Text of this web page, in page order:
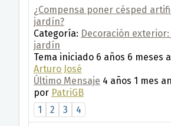
¿Compensa poner césped
jardín?
Categoría: Decoración
jardín
Tema iniciado 6 años 6 meses
Arturo José
Último Mensaje 4 años 1 mes
por PatriGB
1
2 3 4